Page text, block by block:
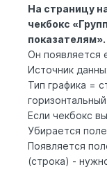
На страницу
чекбокс
показателям».
Он появляется
Источник
Тип графика =
Если чекбокс
Убирается
Появляется
(строка) -